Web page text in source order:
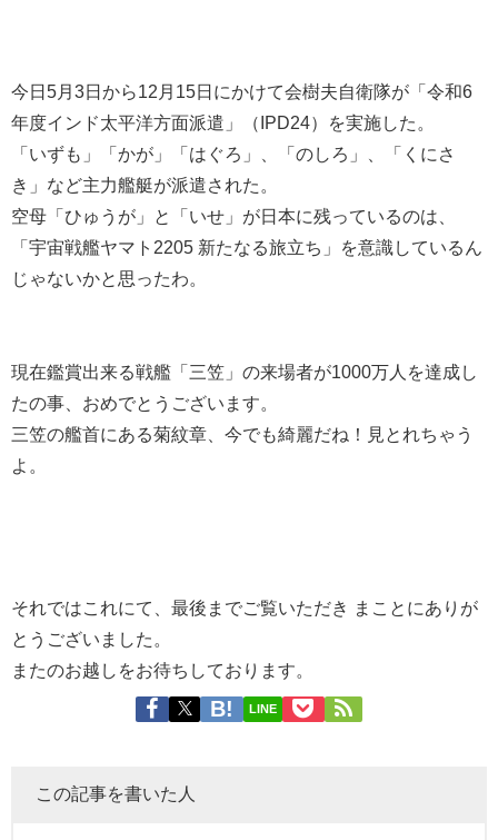
今日5月3日から12月15日にかけて会樹夫自衛隊が「令和6
年度インド太平洋方面派遣」（IPD24）を実施した。
「いずも」「かが」「はぐろ」、「のしろ」、「くにさ
き」など主力艦艇が派遣された。
空母「ひゅうが」と「いせ」が日本に残っているのは、
「宇宙戦艦ヤマト2205 新たなる旅立ち」を意識しているん
じゃないかと思ったわ。
現在鑑賞出来る戦艦「三笠」の来場者が1000万人を達成し
たの事、おめでとうございます。
三笠の艦首にある菊紋章、今でも綺麗だね！見とれちゃう
よ。
それではこれにて、最後までご覧いただき まことにありが
とうございました。
またのお越しをお待ちしております。
LINE
この記事を書いた人